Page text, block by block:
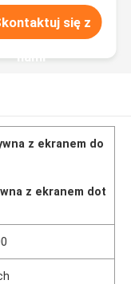
się z
nami
z ekranem do
z ekranem dot